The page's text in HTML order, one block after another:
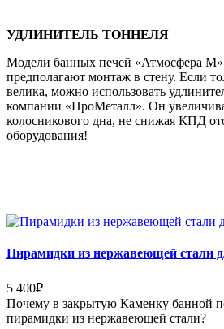
УДЛИНИТЕЛЬ ТОННЕЛЯ
Модели банных печей «Атмосфера
предполагают монтаж в стену. Если
велика, можно использовать
компании «ПроМеталл». Он
колосникового дна, не снижая КПД
оборудования!
Пирамидки из нержавеющей стали
5 400₽
Почему в закрытую Каменку банной
пирамидки из нержавеющей стали?